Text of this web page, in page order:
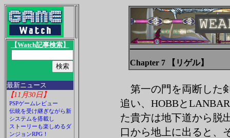
【Watch記事検索】
最新ニュース
【11月30日】
PSPゲームレビュー
伝統を受け継ぎながら新
システムを搭載し
ストーリーも楽しめるダ
ンジョンRPG！
Chapter 7 【リゲル】
第一の門を両断した
追い、HOBBと
た貴方は地下道から脱
口から地上に出ると、